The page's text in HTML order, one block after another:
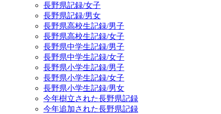
長野県記録/女子
長野県記録/男女
長野県高校生記録/男子
長野県高校生記録/女子
長野県中学生記録/男子
長野県中学生記録/女子
長野県小学生記録/男子
長野県小学生記録/女子
長野県小学生記録/男女
今年樹立された長野県記録
今年追加された長野県記録